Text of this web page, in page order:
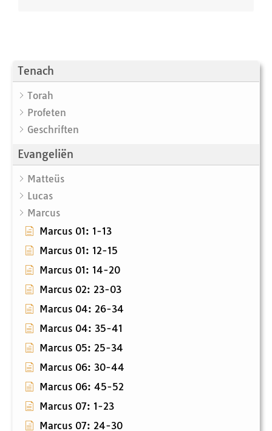
Tenach
Torah
Profeten
Geschriften
Evangeliën
Matteüs
Lucas
Marcus
Marcus 01: 1-13
Marcus 01: 12-15
Marcus 01: 14-20
Marcus 02: 23-03
Marcus 04: 26-34
Marcus 04: 35-41
Marcus 05: 25-34
Marcus 06: 30-44
Marcus 06: 45-52
Marcus 07: 1-23
Marcus 07: 24-30